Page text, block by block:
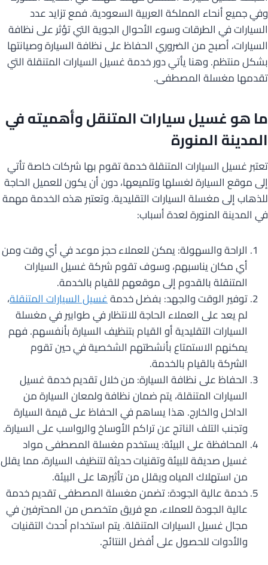
وفي جميع أنحاء المملكة العربية السعودية. فمع تزايد عدد
السيارات في الطرقات وسوء الأحوال الجوية التي تؤثر على نظافة
السيارات، أصبح من الضروري الحفاظ على نظافة السيارة وصيانتها
بشكل منتظم. وهنا يأتي دور خدمة غسيل السيارات المتنقلة التي
تقدمها مغسلة المصطفى.
ما هوغسيل سياراتالمتنقل وأهميته في
المدينة المنورة
تعتبر غسيل السيارات المتنقلة خدمة تقوم بها شركات خاصة تأتي
إلى موقع السيارة لغسلها وتلميعها، دون أن يكون للعميل الحاجة
للذهاب إلى مغسلة السيارات التقليدية. وتعتبر هذه الخدمة مهمة
في المدينة المنورة لعدة أسباب:
الراحة والسهولة: يمكن للعملاء حجز موعد في أي وقت ومن
أي مكان يناسبهم، وسوف تقوم شركة غسيل السيارات
المتنقلة بالقدوم إلى موقعهم للقيام بالخدمة.
توفير الوقت والجهد: بفضل خدمةغسيل السيارات المتنقلة،
لم يعد على العملاء الحاجة للانتظار في طوابير في مغسلة
السيارات التقليدية أو القيام بتنظيف السيارة بأنفسهم. فهم
يمكنهم الاستمتاع بأنشطتهم الشخصية في حين تقوم
الشركة بالقيام بالخدمة.
الحفاظ على نظافة السيارة: من خلال تقديم خدمة غسيل
السيارات المتنقلة، يتم ضمان نظافة ولمعان السيارة من
الداخل والخارج. هذا يساهم في الحفاظ على قيمة السيارة
وتجنب التلف الناتج عن تراكم الأوساخ والرواسب على السيارة.
المحافظة على البيئة: يستخدم مغسلة المصطفى مواد
غسيل صديقة للبيئة وتقنيات حديثة لتنظيف السيارة، مما يقلل
من استهلاك المياه ويقلل من تأثيرها على البيئة.
خدمة عالية الجودة: تضمن مغسلة المصطفى تقديم خدمة
عالية الجودة للعملاء، مع فريق متخصص من المحترفين في
مجال غسيل السيارات المتنقلة. يتم استخدام أحدث التقنيات
والأدوات للحصول على أفضل النتائج.